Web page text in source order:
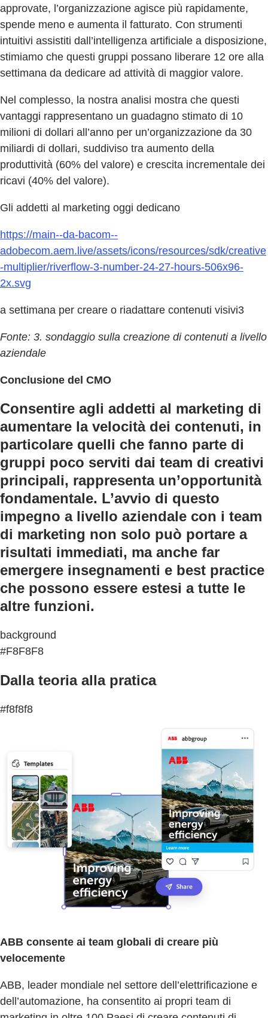
approvate, l’organizzazione agisce più rapidamente,
spende meno e aumenta il fatturato. Con strumenti
intuitivi assistiti dall’intelligenza artificiale a disposizione,
stimiamo che questi gruppi possano liberare 12 ore alla
settimana da dedicare ad attività di maggior valore.
Nel complesso, la nostra analisi mostra che questi
vantaggi rappresentano un guadagno stimato di 10
milioni di dollari all’anno per un’organizzazione da 30
miliardi di dollari, suddiviso tra aumento della
produttività (60% del valore) e crescita incrementale dei
ricavi (40% del valore).
Gli addetti al marketing oggi dedicano
https://main--da-bacom--
adobecom.aem.live/assets/icons/resources/sdk/creative
-multiplier/riverflow-3-number-24-27-hours-506x96-
2x.svg
a settimana per creare o riadattare contenuti visivi3
Fonte: 3. sondaggio sulla creazione di contenuti a livello
aziendale
Conclusione del CMO
Consentire agli addetti al marketing di
aumentare la velocità dei contenuti, in
particolare quelli che fanno parte di
gruppi poco serviti dai team di creativi
principali, rappresenta un’opportunità
fondamentale. L’avvio di questo
impegno a livello aziendale con i team
di marketing non solo può portare a
risultati immediati, ma anche far
emergere insegnamenti e best practice
che possono essere estesi a tutte le
altre funzioni.
background
#F8F8F8
Dalla teoria alla pratica
#f8f8f8
ABB consente ai team globali di creare più
velocemente
ABB, leader mondiale nel settore dell’elettrificazione e
dell’automazione, ha consentito ai propri team di